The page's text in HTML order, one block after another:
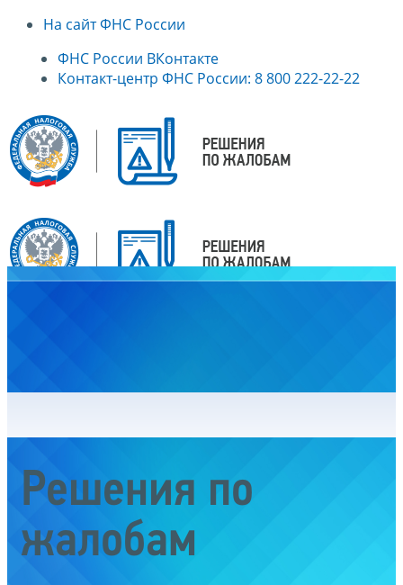
На сайт ФНС России
ФНС России ВКонтакте
Контакт-центр ФНС России: 8 800 222-22-22
Решения по
жалобам